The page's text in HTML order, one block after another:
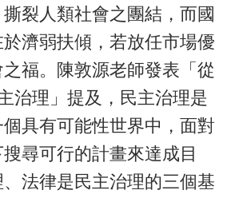
裂人類社會之團結，而國
濟弱扶傾，若放任市場優
福。陳敦源老師發表「從
治理」提及，民主治理是
具有可能性世界中，面對
尋可行的計畫來達成目
法律是民主治理的三個基